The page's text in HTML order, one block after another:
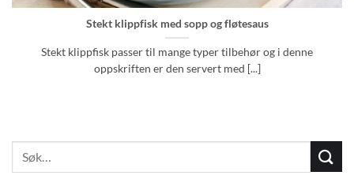
Stekt klippfisk med sopp og fløtesaus
Stekt klippfisk passer til mange typer tilbehør og i denne
oppskriften er den servert med [...]